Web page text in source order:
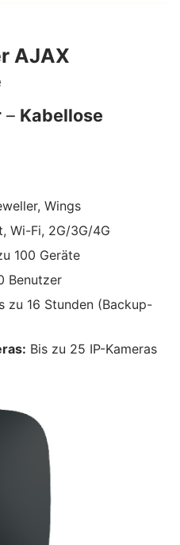
AJAX
– Kabellose
Wings
Wi-Fi, 2G/3G/4G
100 Geräte
Benutzer
zu 16 Stunden (Backup-
Bis zu 25 IP-Kameras